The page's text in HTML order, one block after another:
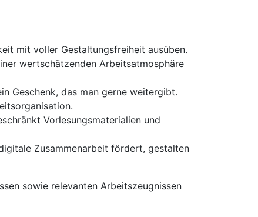
mit voller Gestaltungsfreiheit ausüben.
wertschätzenden Arbeitsatmosphäre
Geschenk, das man gerne weitergibt.
Vorlesungsmaterialien und
Zusammenarbeit fördert, gestalten
sowie relevanten Arbeitszeugnissen